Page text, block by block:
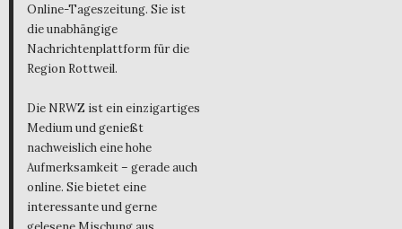
Online-Tageszeitung. Sie ist
die unabhängige
Nachrichtenplattform für die
Region Rottweil.
Die NRWZ ist ein einzigartiges
Medium und genießt
nachweislich eine hohe
Aufmerksamkeit – gerade auch
online. Sie bietet eine
interessante und gerne